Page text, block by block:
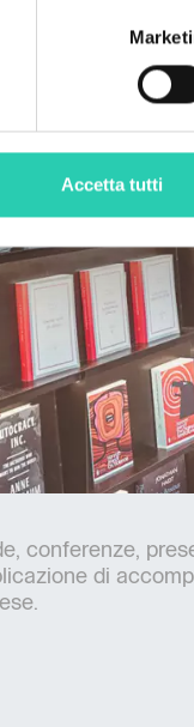
Accetta tutti
conferenze,
di